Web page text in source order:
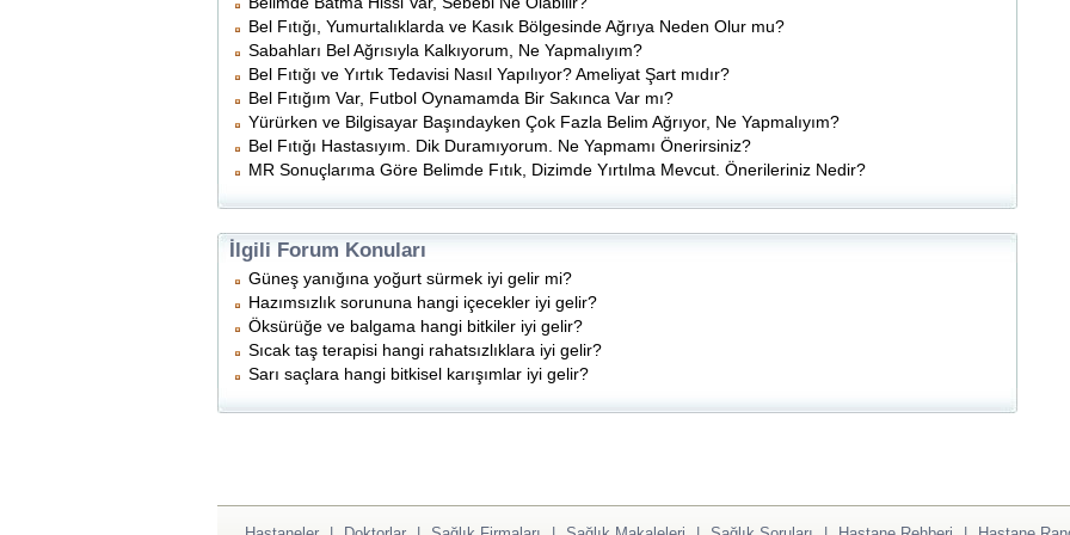
Bel Fıtığı, Yumurtalıklarda ve Kasık Bölgesinde Ağrıya Neden Olur mu?
Sabahları Bel Ağrısıyla Kalkıyorum, Ne Yapmalıyım?
Bel Fıtığı ve Yırtık Tedavisi Nasıl Yapılıyor? Ameliyat Şart mıdır?
Bel Fıtığım Var, Futbol Oynamamda Bir Sakınca Var mı?
Yürürken ve Bilgisayar Başındayken Çok Fazla Belim Ağrıyor, Ne Yapmalıyım?
Bel Fıtığı Hastasıyım. Dik Duramıyorum. Ne Yapmamı Önerirsiniz?
MR Sonuçlarıma Göre Belimde Fıtık, Dizimde Yırtılma Mevcut. Önerileriniz Nedir?
İlgili Forum Konuları
Güneş yanığına yoğurt sürmek iyi gelir mi?
Hazımsızlık sorununa hangi içecekler iyi gelir?
Öksürüğe ve balgama hangi bitkiler iyi gelir?
Sıcak taş terapisi hangi rahatsızlıklara iyi gelir?
Sarı saçlara hangi bitkisel karışımlar iyi gelir?